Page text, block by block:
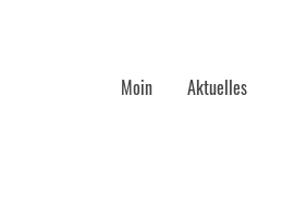
Moin Aktuelles